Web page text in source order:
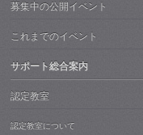
募集中の公開イベント
これまでのイベント
サポート総合案内
認定教室
認定教室について